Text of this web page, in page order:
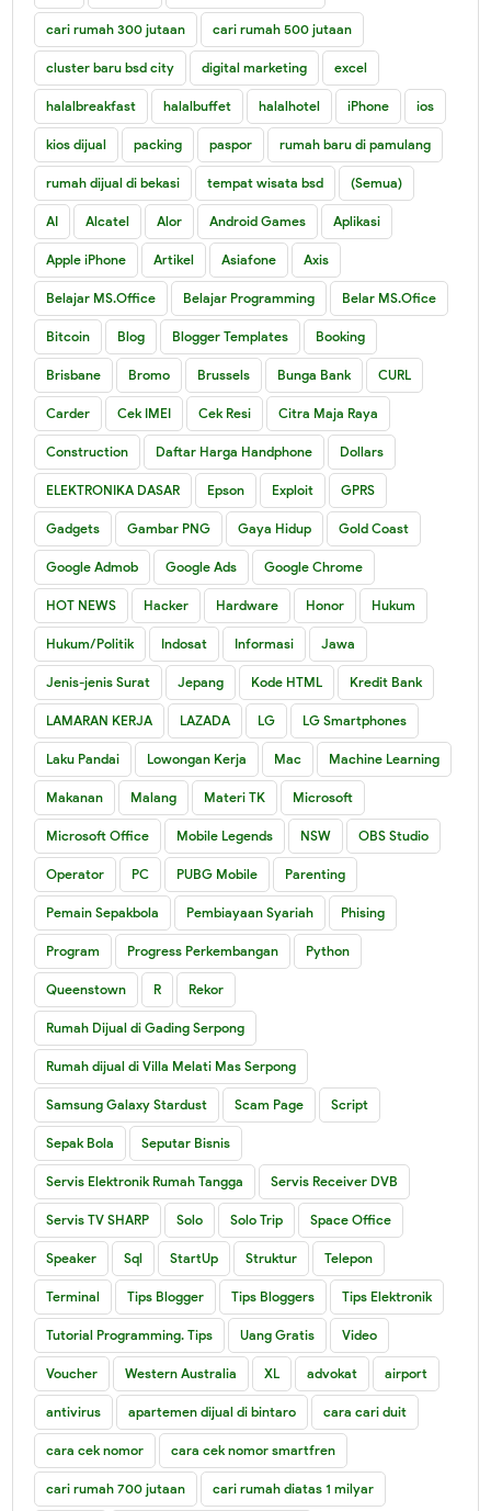
cari rumah 300 jutaan cari rumah 500 jutaan
cluster baru bsd city digital marketing excel
halalbreakfast halalbuffet halalhotel iPhone ios
kios dijual packing paspor rumah baru di pamulang
rumah dijual di bekasi tempat wisata bsd (Semua)
AI Alcatel Alor Android Games Aplikasi
Apple iPhone Artikel Asiafone Axis
Belajar MS.Office Belajar Programming Belar MS.Ofice
Bitcoin Blog Blogger Templates Booking
Brisbane Bromo Brussels Bunga Bank CURL
Carder Cek IMEI Cek Resi Citra Maja Raya
Construction Daftar Harga Handphone Dollars
ELEKTRONIKA DASAR Epson Exploit GPRS
Gadgets Gambar PNG Gaya Hidup Gold Coast
Google Admob Google Ads Google Chrome
HOT NEWS Hacker Hardware Honor Hukum
Hukum/Politik Indosat Informasi Jawa
Jenis-jenis Surat Jepang Kode HTML Kredit Bank
LAMARAN KERJA LAZADA LG LG Smartphones
Laku Pandai Lowongan Kerja Mac Machine Learning
Makanan Malang Materi TK Microsoft
Microsoft Office Mobile Legends NSW OBS Studio
Operator PC PUBG Mobile Parenting
Pemain Sepakbola Pembiayaan Syariah Phising
Program Progress Perkembangan Python
Queenstown R Rekor
Rumah Dijual di Gading Serpong
Rumah dijual di Villa Melati Mas Serpong
Samsung Galaxy Stardust Scam Page Script
Sepak Bola Seputar Bisnis
Servis Elektronik Rumah Tangga Servis Receiver DVB
Servis TV SHARP Solo Solo Trip Space Office
Speaker Sql StartUp Struktur Telepon
Terminal Tips Blogger Tips Bloggers Tips Elektronik
Tutorial Programming. Tips Uang Gratis Video
Voucher Western Australia XL advokat airport
antivirus apartemen dijual di bintaro cara cari duit
cara cek nomor cara cek nomor smartfren
cari rumah 700 jutaan cari rumah diatas 1 milyar